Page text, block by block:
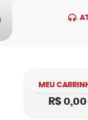
MEU
R$ 0,00